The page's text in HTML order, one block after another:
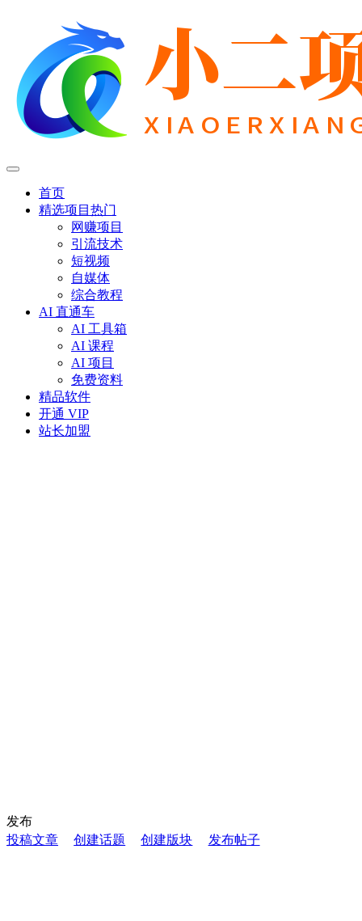
首页
精选项目 热门
网赚项目
引流技术
短视频
自媒体
综合教程
AI 直通车
AI 工具箱
AI 课程
AI 项目
免费资料
精品软件
开通 VIP
站长加盟
发布
投稿文章
创建话题 创建版块 发布帖子